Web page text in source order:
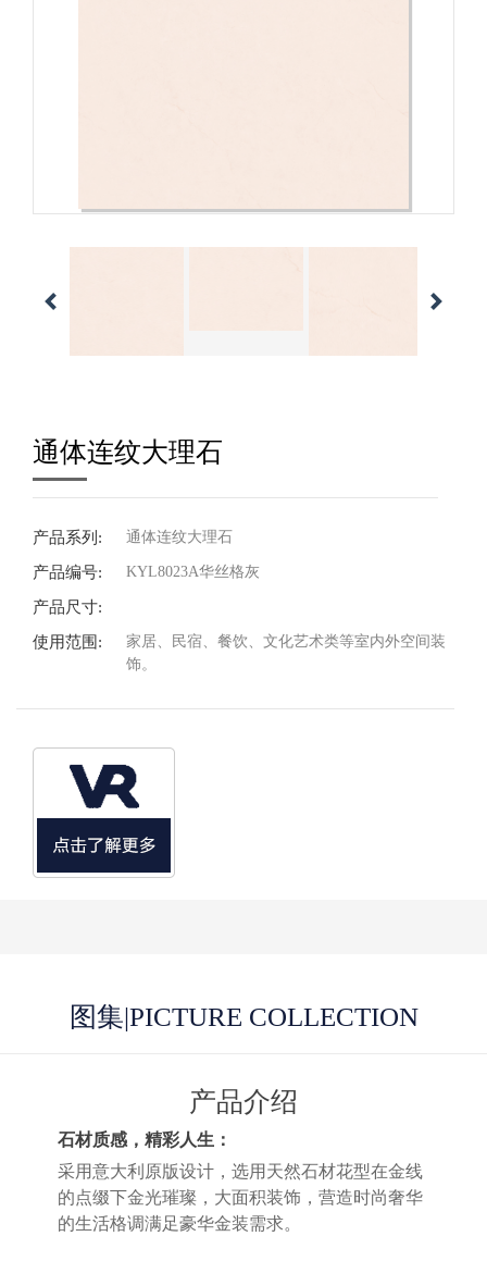
通体连纹大理石
产品系列: 通体连纹大理石
产品编号: KYL8023A华丝格灰
产品尺寸:
使用范围:
家居、民宿、餐饮、文化艺术类等室内外空间装
饰。
图集|PICTURE COLLECTION
产品介绍
石材质感，精彩人生：
采用意大利原版设计，选用天然石材花型在金线
的点缀下金光璀璨，大面积装饰，营造时尚奢华
的生活格调满足豪华金装需求。